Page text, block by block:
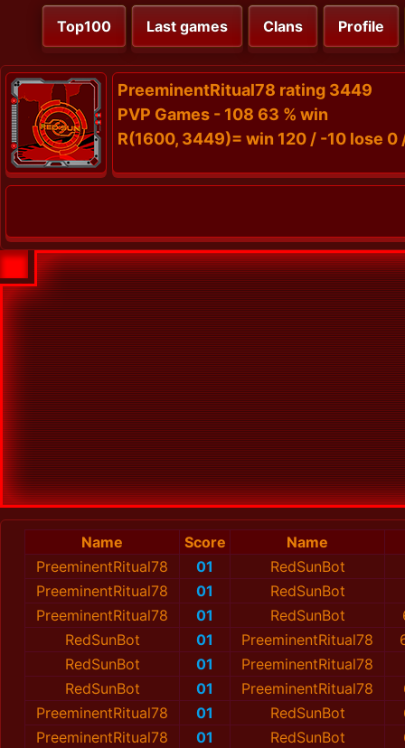
Top100 Last games Clans Profile
PreeminentRitual78 rating 3449
PVP Games - 108 63 % win
R(1600, 3449)= win 120 / -10 lose 0
Name Score
Name
PreeminentRitual78
01
RedSunBot
PreeminentRitual78
01
RedSunBot
PreeminentRitual78
01 RedSunBot
RedSunBot
01 PreeminentRitual78
RedSunBot
01 PreeminentRitual78
RedSunBot
01 PreeminentRitual78
PreeminentRitual78
01 RedSunBot
PreeminentRitual78
01 RedSunBot